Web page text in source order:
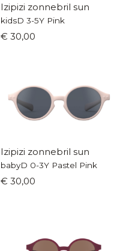
Izipizi zonnebril sun
kidsD 3-5Y Pink
€ 30,00
Izipizi zonnebril sun
babyD 0-3Y Pastel Pink
€ 30,00